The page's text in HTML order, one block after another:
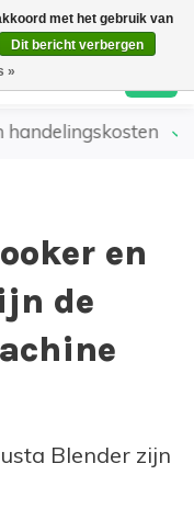
0
handelingskosten
en
de
Blender zijn
met het gebruik van
Dit bericht verbergen
»